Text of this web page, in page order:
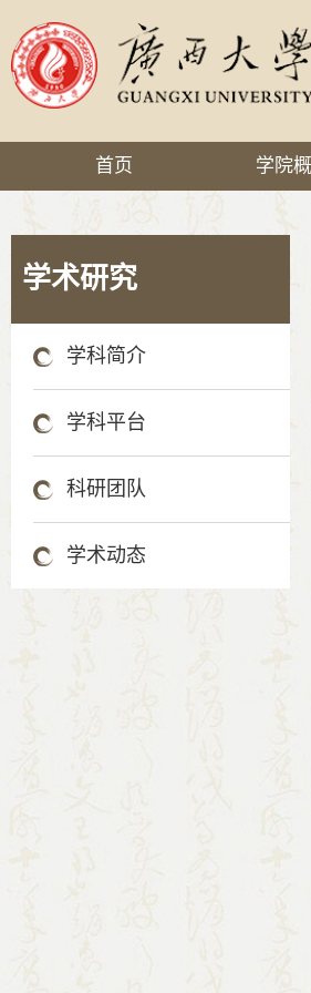
首页 学院
学术研究
学科简介
学科平台
科研团队
学术动态